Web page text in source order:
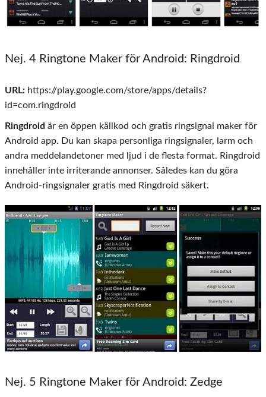
Nej. 4 Ringtone Maker för Android: Ringdroid
URL: https://play.google.com/store/apps/details?
id=com.ringdroid
Ringdroid är en öppen källkod och gratis ringsignal maker för
Android app. Du kan skapa personliga ringsignaler, larm och
andra meddelandetoner med ljud i de flesta format. Ringdroid
innehåller inte irriterande annonser. Således kan du göra
Android-ringsignaler gratis med Ringdroid säkert.
Nej. 5 Ringtone Maker för Android: Zedge